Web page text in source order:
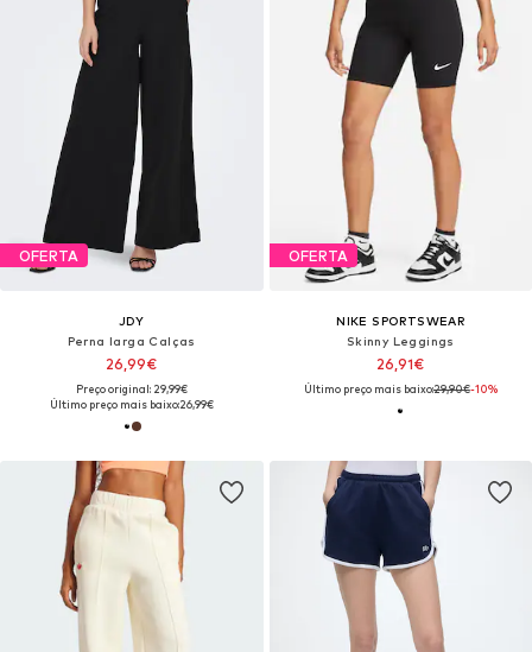
OFERTA
JDY
Perna larga Calças
26,99€
Preço original: 29,99€
Último preço mais baixo:26,99€
OFERTA
NIKE SPORTSWEAR
Skinny Leggings
26,91€
Último preço mais baixo:29,90€-10%